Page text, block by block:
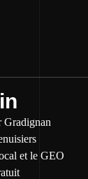
Gradignan
et le GEO